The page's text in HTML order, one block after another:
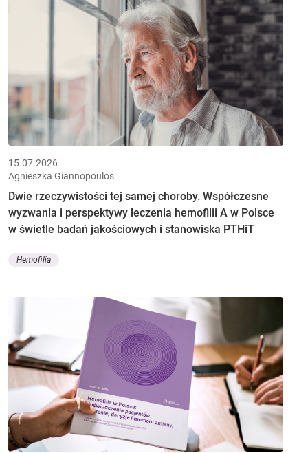
15.07.2026
Agnieszka Giannopoulos
Dwie rzeczywistości tej samej choroby. Współczesne
wyzwania i perspektywy leczenia hemofilii A w Polsce
w świetle badań jakościowych i stanowiska PTHiT
Hemofilia